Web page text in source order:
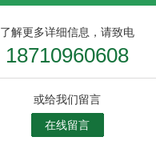
了解更多详细信息，请致电
18710960608
或给我们留言
在线留言